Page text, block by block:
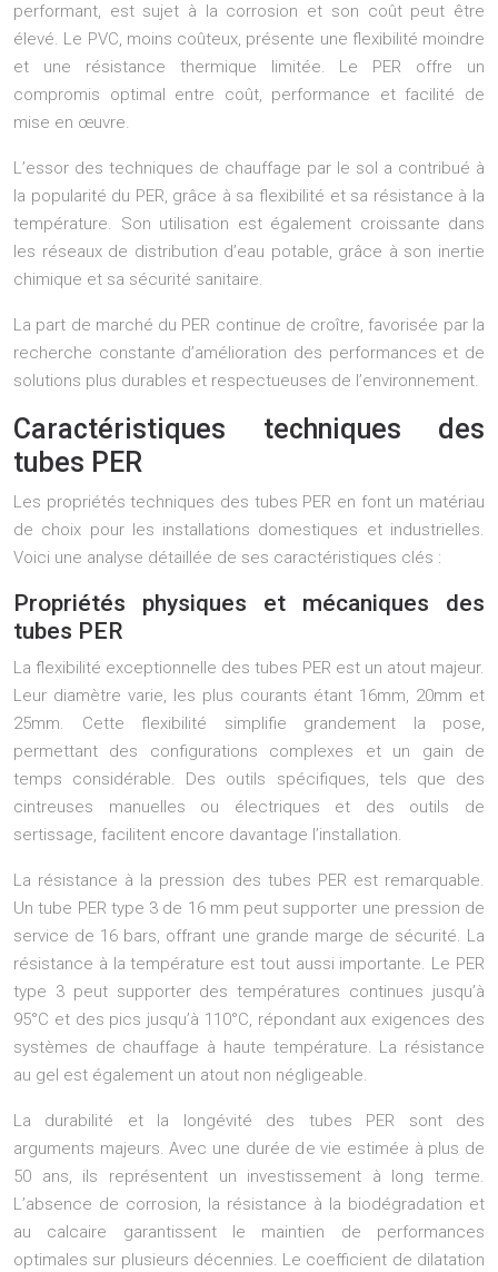
performant, est sujet à la corrosion et son coût peut être
élevé. Le PVC, moins coûteux, présente une flexibilité moindre
et une résistance thermique limitée. Le PER offre un
compromis optimal entre coût, performance et facilité de
mise en œuvre.
L’essor des techniques de chauffage par le sol a contribué à
la popularité du PER, grâce à sa flexibilité et sa résistance à la
température. Son utilisation est également croissante dans
les réseaux de distribution d’eau potable, grâce à son inertie
chimique et sa sécurité sanitaire.
La part de marché du PER continue de croître, favorisée par la
recherche constante d’amélioration des performances et de
solutions plus durables et respectueuses de l’environnement.
Caractéristiques techniques des
tubes PER
Les propriétés techniques des tubes PER en font un matériau
de choix pour les installations domestiques et industrielles.
Voici une analyse détaillée de ses caractéristiques clés :
Propriétés physiques et mécaniques des
tubes PER
La flexibilité exceptionnelle des tubes PER est un atout majeur.
Leur diamètre varie, les plus courants étant 16mm, 20mm et
25mm. Cette flexibilité simplifie grandement la pose,
permettant des configurations complexes et un gain de
temps considérable. Des outils spécifiques, tels que des
cintreuses manuelles ou électriques et des outils de
sertissage, facilitent encore davantage l’installation.
La résistance à la pression des tubes PER est remarquable.
Un tube PER type 3 de 16 mm peut supporter une pression de
service de 16 bars, offrant une grande marge de sécurité. La
résistance à la température est tout aussi importante. Le PER
type 3 peut supporter des températures continues jusqu’à
95°C et des pics jusqu’à 110°C, répondant aux exigences des
systèmes de chauffage à haute température. La résistance
au gel est également un atout non négligeable.
La durabilité et la longévité des tubes PER sont des
arguments majeurs. Avec une durée de vie estimée à plus de
50 ans, ils représentent un investissement à long terme.
L’absence de corrosion, la résistance à la biodégradation et
au calcaire garantissent le maintien de performances
optimales sur plusieurs décennies. Le coefficient de dilatation